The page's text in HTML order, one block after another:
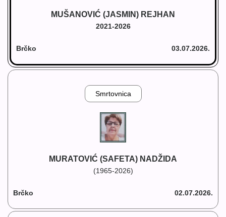
MUŠANOVIĆ (JASMIN) REJHAN
2021-2026
Brčko 03.07.2026.
Smrtovnica
MURATOVIĆ (SAFETA) NADŽIDA
(1965-2026)
Brčko 02.07.2026.